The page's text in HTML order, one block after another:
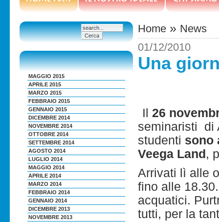
MAGGIO 2015
APRILE 2015
MARZO 2015
FEBBRAIO 2015
GENNAIO 2015
DICEMBRE 2014
NOVEMBRE 2014
OTTOBRE 2014
SETTEMBRE 2014
AGOSTO 2014
LUGLIO 2014
MAGGIO 2014
APRILE 2014
MARZO 2014
FEBBRAIO 2014
GENNAIO 2014
DICEMBRE 2013
NOVEMBRE 2013
Home » News
01/12/2010
Una
Il 26
seminaristi di
studenti sono
Veega Land ,
Arrivati lì alle
fino alle
acquatici.
tutti, per la